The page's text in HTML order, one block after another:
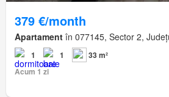
379 €/month
Apartament în 077145, Sector 2,
1 1
33 m²
Acum 1 zi